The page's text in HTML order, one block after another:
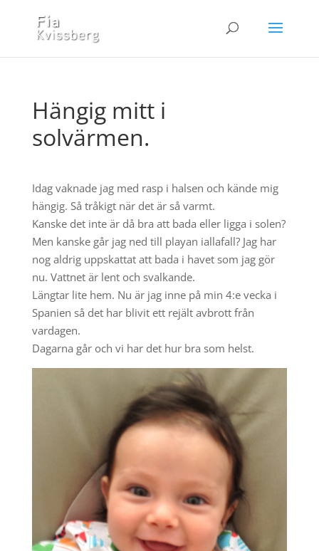
Hängig mitt i
solvärmen.
Idag vaknade jag med rasp i halsen och kände mig
hängig. Så tråkigt när det är så varmt.
Kanske det inte är då bra att bada eller ligga i solen?
Men kanske går jag ned till playan iallafall? Jag har
nog aldrig uppskattat att bada i havet som jag gör
nu. Vattnet är lent och svalkande.
Längtar lite hem. Nu är jag inne på min 4:e vecka i
Spanien så det har blivit ett rejält avbrott från
vardagen.
Dagarna går och vi har det hur bra som helst.